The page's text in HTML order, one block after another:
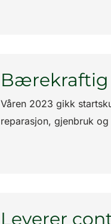
Våren 2023 gikk
reparasjon, gjenbruk
Leverer